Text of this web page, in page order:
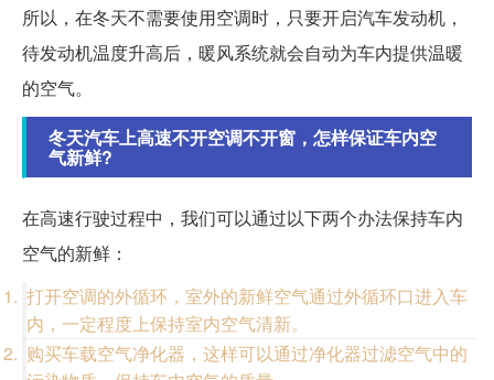
所以，在冬天不需要使用空调时，只要开启汽车发动机，
待发动机温度升高后，暖风系统就会自动为车内提供温暖
的空气。
冬天汽车上高速不开空调不开窗，怎样保证车内空
气新鲜?
在高速行驶过程中，我们可以通过以下两个办法保持车内
空气的新鲜：
打开空调的外循环，室外的新鲜空气通过外循环口进入车
内，一定程度上保持室内空气清新。
购买车载空气净化器，这样可以通过净化器过滤空气中的